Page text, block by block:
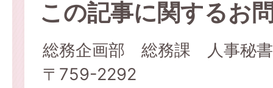
この記事に関するお
総務企画部 総務課 人事秘
〒759-2292